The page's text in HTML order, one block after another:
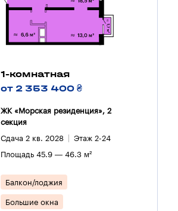
1-комнатная
от 2 353 400 ₴
ЖК «Морская резиденция», 2
секция
Сдача 2 кв. 2028 Этаж 2-24
Площадь 45.9 — 46.3 м²
Балкон/лоджия
Большие окна